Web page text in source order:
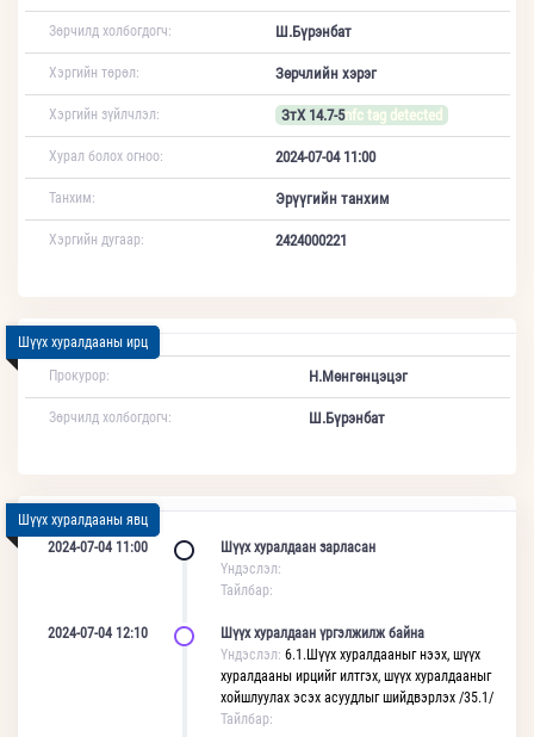
Зөрчилд холбогдогч: Ш.Бүрэнбат
Хэргийн төрөл: Зөрчлийн хэрэг
Хэргийн зүйлчлэл: ЗтХ 14.7-5nfc tag detected
Хурал болох огноо: 2024-07-04 11:00
Танхим: Эрүүгийн танхим
Хэргийн дугаар: 2424000221
Шүүх хуралдааны ирц
Прокурор:
Н.Мөнгөнцэцэг
Зөрчилд холбогдогч: Ш.Бүрэнбат
Шүүх хуралдааны явц
2024-07-04 11:00
Шүүх хуралдаан зарласан
Үндэслэл:
Тайлбар:
2024-07-04 12:10
Шүүх хуралдаан үргэлжилж байна
Үндэслэл: 6.1.Шүүх хуралдааныг нээх, шүүх
хуралдааны ирцийг илтгэх, шүүх хуралдааныг
хойшлуулах эсэх асуудлыг шийдвэрлэх /35.1/
Тайлбар: